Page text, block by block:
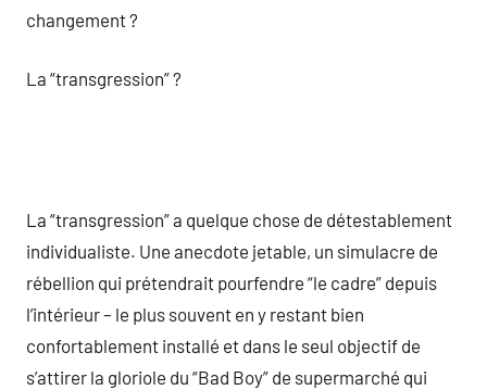
changement ?
La “transgression” ?
La “transgression” a quelque chose de détestablement
individualiste. Une anecdote jetable, un simulacre de
rébellion qui prétendrait pourfendre “le cadre” depuis
l’intérieur – le plus souvent en y restant bien
confortablement installé et dans le seul objectif de
s’attirer la gloriole du “Bad Boy” de supermarché qui